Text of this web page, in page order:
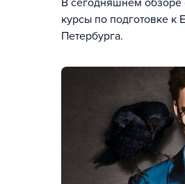
В сегодняшнем обзоре
курсы по подготовке к
Петербурга.